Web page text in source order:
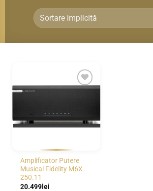
Amplificator Putere
Musical Fidelity M6X
250.11
20.499lei